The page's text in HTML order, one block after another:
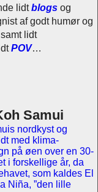
lidtblogs og
af godt humør og
lidt
POV…
Samui
nordkyst og
med klima-
på øen over en 30-
i forskellige år, da
som kaldes El
Niña, ”den lille